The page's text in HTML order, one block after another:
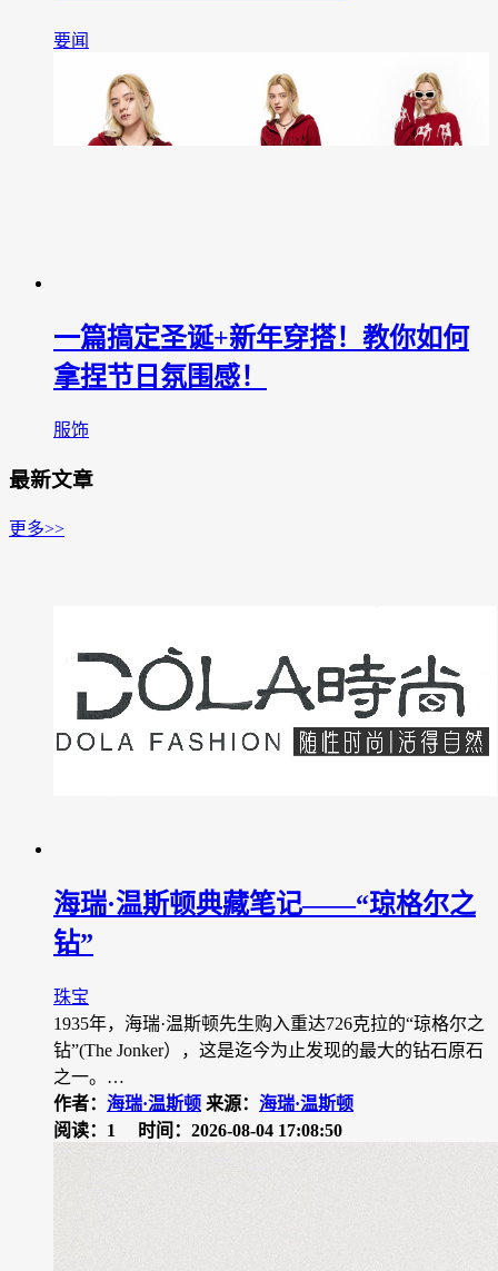
要闻
一篇搞定圣诞+新年穿搭！教你如何
拿捏节日氛围感！
服饰
最新文章
更多>>
海瑞·温斯顿典藏笔记——“琼格尔之
钻”
珠宝
1935年，海瑞·温斯顿先生购入重达726克拉的“琼格尔之
钻”(The Jonker），这是迄今为止发现的最大的钻石原石
之一。…
作者： 海瑞·温斯顿 来源： 海瑞·温斯顿
阅读：1
时间：2026-08-04 17:08:50